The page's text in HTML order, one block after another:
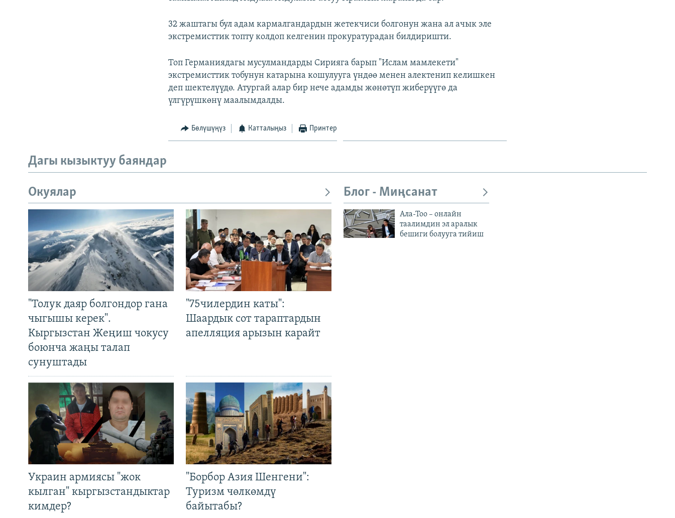
32 жаштагы бул адам кармалгандардын жетекчиси болгонун жана ал ачык эле
экстремисттик топту колдоп келгенин прокуратурадан билдиришти.
Топ Германиядагы мусулмандарды Сирияга барып "Ислам мамлекети"
экстремисттик тобунун катарына кошулууга үндөө менен алектенип келишкен
деп шектелүүдө. Атургай алар бир нече адамды жөнөтүп жиберүүгө да
үлгүрүшкөнү маалымдалды.
Бөлүшүңүз Катталыңыз Принтер
Дагы кызыктуу баяндар
Окуялар
"Толук даяр болгондор гана
чыгышы керек".
Кыргызстан Жеңиш чокусу
боюнча жаңы талап
сунуштады
"75чилердин каты":
Шаардык сот тараптардын
апелляция арызын карайт
Украин армиясы "жок
кылган" кыргызстандыктар
кимдер?
"Борбор Азия Шенгени":
Туризм чөлкөмдү
байытабы?
Блог - Миңсанат
Ала-Тоо – онлайн
таалимдин эл аралык
бешиги болууга тийиш